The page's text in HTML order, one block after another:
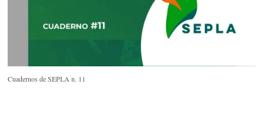
Cuadernos de SEPLA n. 11